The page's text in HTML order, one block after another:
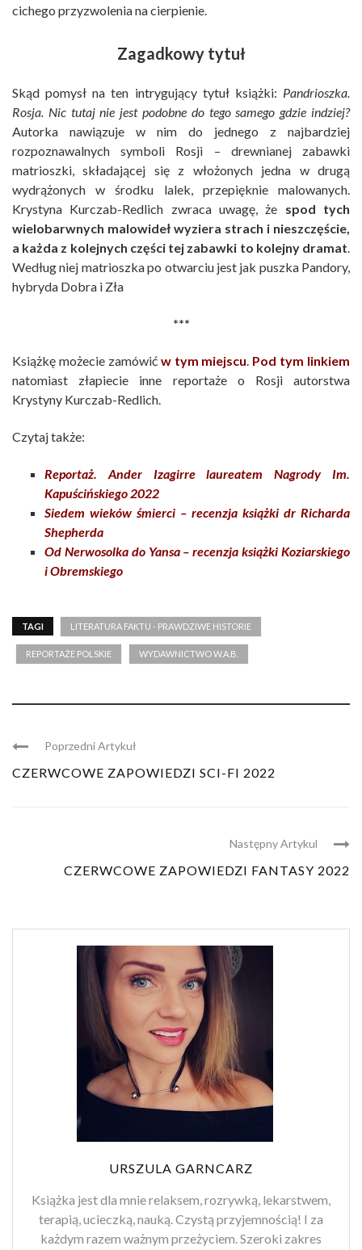
cichego przyzwolenia na cierpienie.
Zagadkowy tytuł
Skąd pomysł na ten intrygujący tytuł książki: Pandrioszka.
Rosja. Nic tutaj nie jest podobne do tego samego gdzie indziej?
Autorka nawiązuje w nim do jednego z najbardziej
rozpoznawalnych symboli Rosji – drewnianej zabawki
matrioszki, składającej się z włożonych jedna w drugą
wydrążonych w środku lalek, przepięknie malowanych.
Krystyna Kurczab-Redlich zwraca uwagę, że spod tych
wielobarwnych malowideł wyziera strach i nieszczęście,
a każda z kolejnych części tej zabawki to kolejny dramat.
Według niej matrioszka po otwarciu jest jak puszka Pandory,
hybryda Dobra i Zła
***
Książkę możecie zamówić w tym miejscu. Pod tym linkiem
natomiast złapiecie inne reportaże o Rosji autorstwa
Krystyny Kurczab-Redlich.
Czytaj także:
Reportaż. Ander Izagirre laureatem Nagrody Im.
Kapuścińskiego 2022
Siedem wieków śmierci – recenzja książki dr Richarda
Shepherda
Od Nerwosolka do Yansa – recenzja książki Koziarskiego
i Obremskiego
TAGI LITERATURA FAKTU - PRAWDZIWE HISTORIE
REPORTAŻE POLSKIE WYDAWNICTWO W.A.B.
Poprzedni Artykuł
CZERWCOWE ZAPOWIEDZI SCI-FI 2022
Następny Artykul
CZERWCOWE ZAPOWIEDZI FANTASY 2022
URSZULA GARNCARZ
Książka jest dla mnie relaksem, rozrywką, lekarstwem,
terapią, ucieczką, nauką. Czystą przyjemnością! I za
każdym razem ważnym przeżyciem. Szeroki zakres